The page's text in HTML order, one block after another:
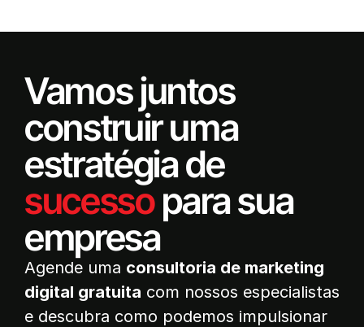
Vamos juntos
construir uma
estratégia de
sucessopara sua
empresa
Agende uma consultoria de marketing
digital gratuita com nossos especialistas
e descubra como podemos impulsionar